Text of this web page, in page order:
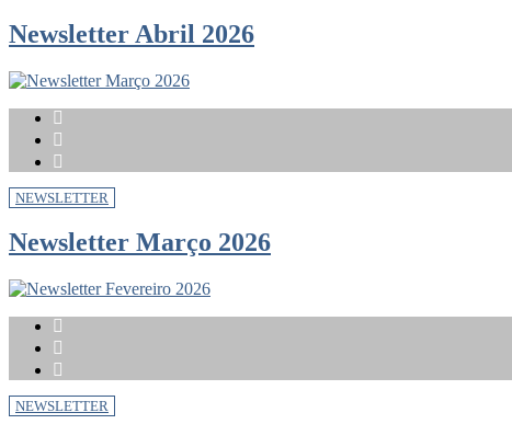
Newsletter Abril 2026
NEWSLETTER
Newsletter Março 2026
NEWSLETTER